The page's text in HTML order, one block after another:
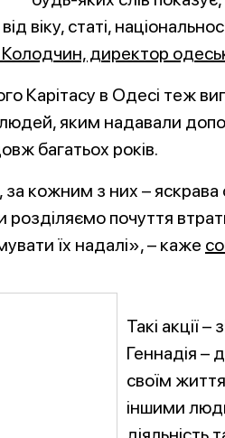
віку, статі,
Колодчин, директор
Карітасу в Одесі теж
яким надавали
багатьох років.
кожним з них –
розділяємо почуття
їх надалі», – каже
Такі акції
Геннадія –
своїм
іншими